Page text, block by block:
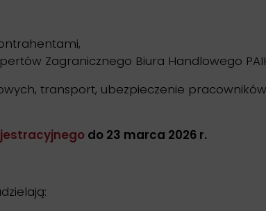
Zagranicznego Biura Handlowego
transport, ubezpieczenie
do 23 marca 2026 r.